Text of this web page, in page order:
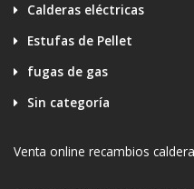
Calderas eléctricas
Estufas de Pellet
fugas de gas
Sin categoría
Venta online recambios